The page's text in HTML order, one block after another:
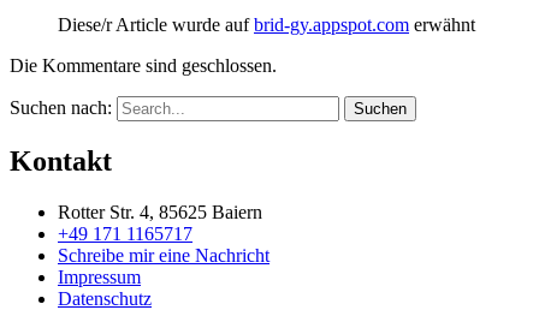
Diese/r Article wurde aufbrid-gy.appspot.com erwähnt
Die Kommentare sind geschlossen.
Suchen nach:
Kontakt
Rotter Str. 4, 85625 Baiern
+49 171 1165717
Schreibe mir eine Nachricht
Impressum
Datenschutz